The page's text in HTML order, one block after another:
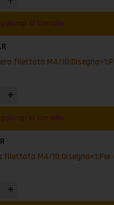
al Carrello
filettata M4/
al Carrello
filettata M4/